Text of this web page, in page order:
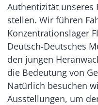
Authentizität unseres
stellen. Wir führen
Konzentrationslager
Deutsch-Deutsches
den jungen
die Bedeutung von
Natürlich besuchen
Ausstellungen, um